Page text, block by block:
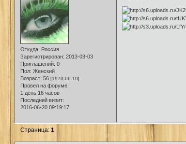
Откуда: Россия
Зарегистрирован: 2013-03-03
Приглашений: 0
Пол: Женский
Возраст: 56 [1970-06-10]
Провел на форуме:
1 день 16 часов
Последний визит:
2016-06-20 09:19:17
Страница:1